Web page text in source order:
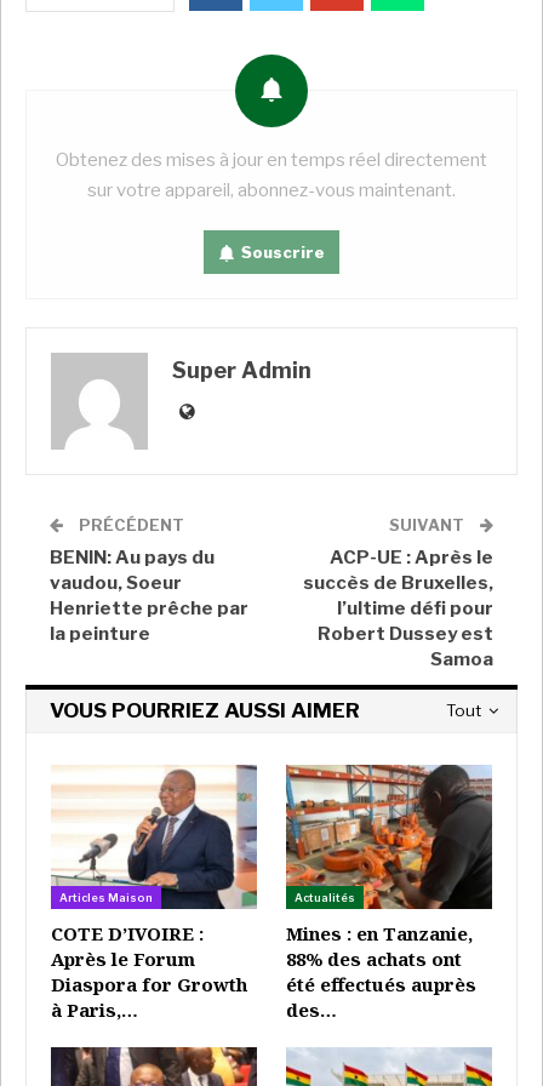
magouilles ont pignon sur rue. Mais un
renouvellement de confiance que le directeur
général prend avec la sobre modestie qui l’a toujours
laissé entendre, surpris d’être tant congratulé pour
ce pour quoi il a été nommé. Le maire de Samatiguila
(nord ouest) travaille, concomitamment, à un plan
révolutionnaire pour cette commune des moins
sécurité et de stabilité. En un peu moins de quatre
ans à la tête du Fer, Lanciné Diaby a modernisé cette
structure tout en confortant sensiblement son
apport à l’entretien des routes et au budget de l’Etat.
Sa stratégie au Fonds d’entretien routier visait en
première ligne à crédibiliser une structure qui avait
eu du mal à suivre le rythme des grandes
Ensuite, il devait construire une image rassurante et
faire comprendre aux populations l’utilité de ce
service stratégique de l’Etat. La certification ISO
9001, 2015 du Fer est un couronnement dont il peut
aujourd’hui être fier. Une victoire qui multiplie les
partenaires potentiels et rassure les soutiens de
ladite société alors que la route est le cœur de la
politique du président ivoirien. Entre 2017, son
arrivée et 2019 seulement, la capacité de
financement du programme d’entretien routier est
Obtenez des mises à jour en temps réel directement
sur votre appareil, abonnez-vous maintenant.
Souscrire
Super Admin
PRÉCÉDENT
BENIN: Au pays du
vaudou, Soeur
Henriette prêche par
la peinture
SUIVANT
ACP-UE : Après le
succès de Bruxelles,
l’ultime défi pour
Robert Dussey est
Samoa
Tout
VOUS POURRIEZ AUSSI AIMER
Articles Maison
COTE D’IVOIRE :
Après le Forum
Diaspora for Growth
à Paris,…
Actualités
Mines : en Tanzanie,
88% des achats ont
été effectués auprès
des…